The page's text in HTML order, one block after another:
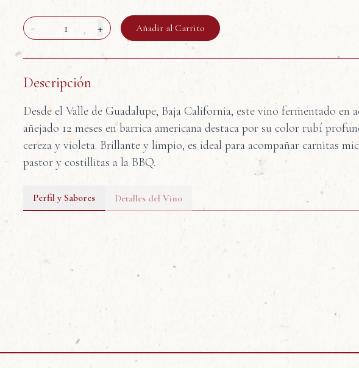
- 1 + Añadir al Carrito
Descripción
Desde el Valle de Guadalupe, Baja California, este vino fermentado en
añejado 12 meses en barrica americana destaca por su color rubí
cereza y violeta. Brillante y limpio, es ideal para acompañar carnitas
pastor y costillitas a la BBQ.
Perfil y Sabores Detalles del Vino